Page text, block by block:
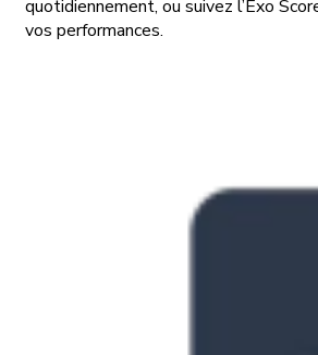
quotidiennement, ou suivez l’Exo
vos performances.